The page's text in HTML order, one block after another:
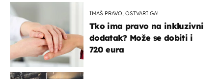
IMAŠ PRAVO, OSTVARI GA!
Tko ima pravo na inkluzivni
dodatak? Može se dobiti i
720 eura